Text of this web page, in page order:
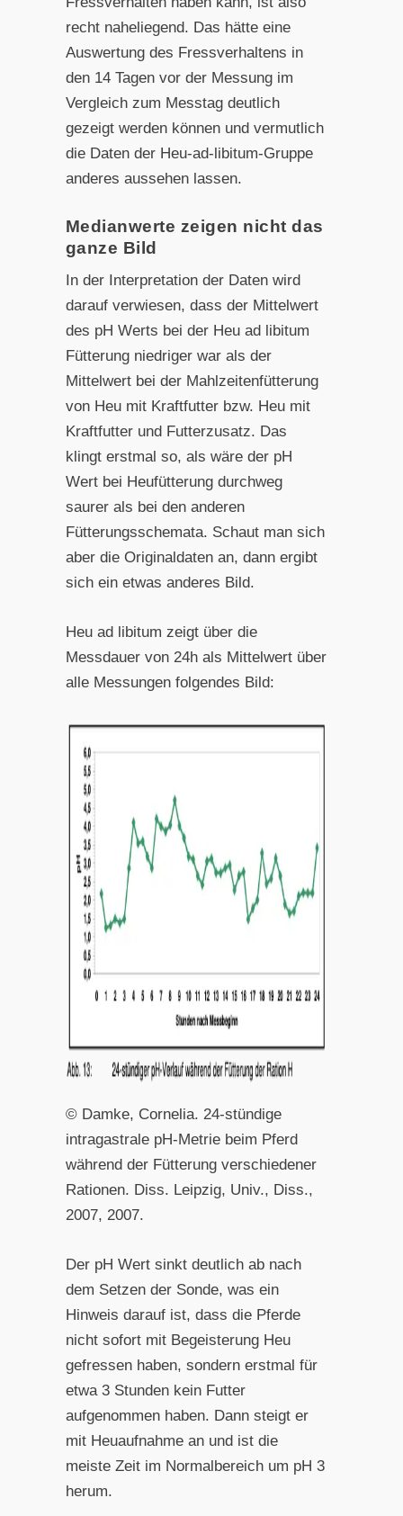
recht naheliegend. Das hätte eine
Auswertung des Fressverhaltens in
den 14 Tagen vor der Messung im
Vergleich zum Messtag deutlich
gezeigt werden können und vermutlich
die Daten der Heu-ad-libitum-Gruppe
anderes aussehen lassen.
Medianwerte zeigen nicht das
ganze Bild
In der Interpretation der Daten wird
darauf verwiesen, dass der Mittelwert
des pH Werts bei der Heu ad libitum
Fütterung niedriger war als der
Mittelwert bei der Mahlzeitenfütterung
von Heu mit Kraftfutter bzw. Heu mit
Kraftfutter und Futterzusatz. Das
klingt erstmal so, als wäre der pH
Wert bei Heufütterung durchweg
saurer als bei den anderen
Fütterungsschemata. Schaut man sich
aber die Originaldaten an, dann ergibt
sich ein etwas anderes Bild.
Heu ad libitum zeigt über die
Messdauer von 24h als Mittelwert über
alle Messungen folgendes Bild:
© Damke, Cornelia. 24-stündige
intragastrale pH-Metrie beim Pferd
während der Fütterung verschiedener
Rationen. Diss. Leipzig, Univ., Diss.,
2007, 2007.
Der pH Wert sinkt deutlich ab nach
dem Setzen der Sonde, was ein
Hinweis darauf ist, dass die Pferde
nicht sofort mit Begeisterung Heu
gefressen haben, sondern erstmal für
etwa 3 Stunden kein Futter
aufgenommen haben. Dann steigt er
mit Heuaufnahme an und ist die
meiste Zeit im Normalbereich um pH 3
herum.